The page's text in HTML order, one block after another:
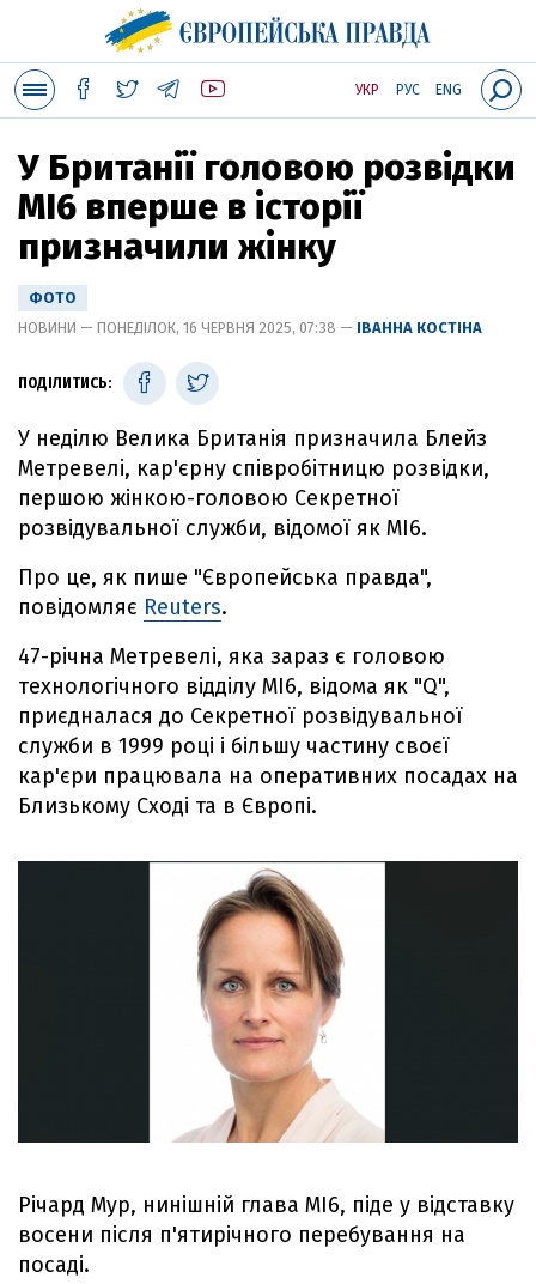
УКР РУС ENG
У Британії головою розвідки
MI6 вперше в історії
призначили жінку
ФОТО
НОВИНИ — ПОНЕДІЛОК, 16 ЧЕРВНЯ 2025, 07:38 — ІВАННА КОСТІНА
ПОДІЛИТИСЬ:
У неділю Велика Британія призначила Блейз
Метревелі, кар'єрну співробітницю розвідки,
першою жінкою-головою Секретної
розвідувальної служби, відомої як MI6.
Про це, як пише "Європейська правда",
повідомляє Reuters.
47-річна Метревелі, яка зараз є головою
технологічного відділу MI6, відома як "Q",
приєдналася до Секретної розвідувальної
служби в 1999 році і більшу частину своєї
кар'єри працювала на оперативних посадах на
Близькому Сході та в Європі.
Річард Мур, нинішній глава MI6, піде у відставку
восени після п'ятирічного перебування на
посаді.